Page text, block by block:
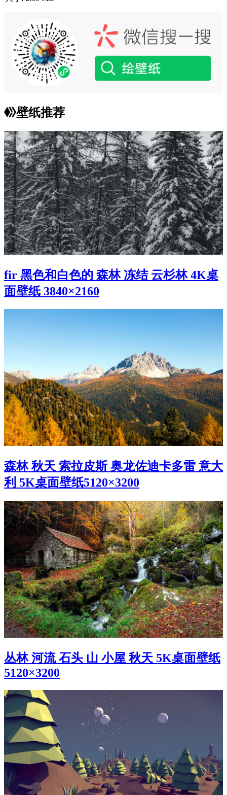
壁纸推荐
fir 黑色和白色的 森林 冻结 云杉林 4K桌
面壁纸 3840×2160
森林 秋天 索拉皮斯 奥龙佐迪卡多雷 意大
利 5K桌面壁纸5120×3200
丛林 河流 石头 山 小屋 秋天 5K桌面壁纸
5120×3200